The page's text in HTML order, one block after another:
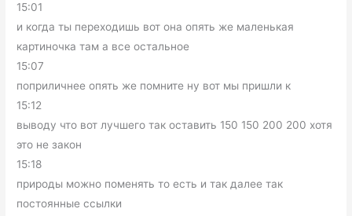
15:01
и когда ты переходишь вот она опять же маленькая
картиночка там а все остальное
15:07
поприличнее опять же помните ну вот мы пришли к
15:12
выводу что вот лучшего так оставить 150 150 200 200 хотя
это не закон
15:18
природы можно поменять то есть и так далее так
постоянные ссылки